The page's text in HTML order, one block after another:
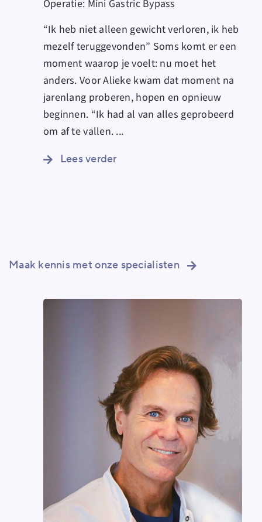
Operatie: Mini Gastric Bypass
“Ik heb niet alleen gewicht verloren, ik heb
mezelf teruggevonden” Soms komt er een
moment waarop je voelt: nu moet het
anders. Voor Alieke kwam dat moment na
jarenlang proberen, hopen en opnieuw
beginnen. “Ik had al van alles geprobeerd
om af te vallen. ...
Lees verder
Maak kennis met onze specialisten